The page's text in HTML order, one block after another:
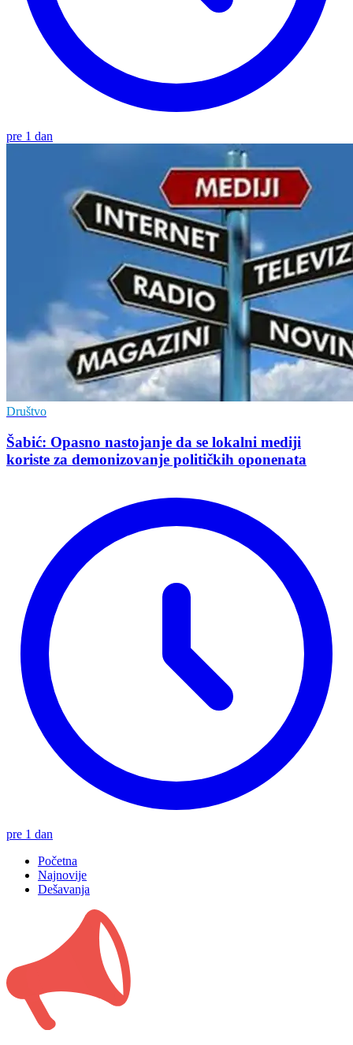
pre 1 dan
Društvo
Šabić: Opasno nastojanje da se lokalni mediji
koriste za demonizovanje političkih oponenata
pre 1 dan
Početna
Najnovije
Dešavanja